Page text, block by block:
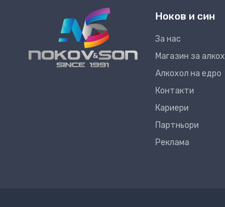
Ноков и син
За нас
Магазин за
Алкохол на едро
Контакти
Кариери
Партньори
Реклама